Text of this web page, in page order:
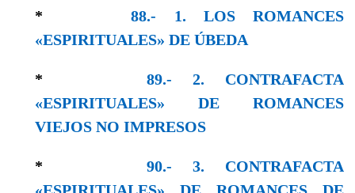
*88.- 1. LOS ROMANCES
«ESPIRITUALES» DE ÚBEDA
* 89.- 2. CONTRAFACTA
«ESPIRITUALES» DE ROMANCES
VIEJOS NO IMPRESOS
* 90.- 3. CONTRAFACTA